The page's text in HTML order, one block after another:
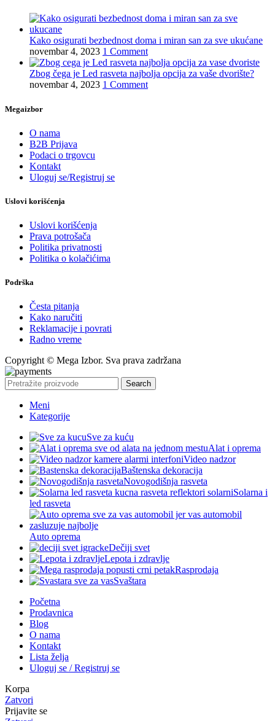
Kako osigurati bezbednost doma i miran san za sve ukućane
novembar 4, 2023 1 Comment
Zbog čega je Led rasveta najbolja opcija za vaše dvorište?
novembar 4, 2023 1 Comment
Megaizbor
O nama
B2B Prijava
Podaci o trgovcu
Kontakt
Uloguj se/Registruj se
Uslovi korišćenja
Uslovi korišćenja
Prava potrošača
Politika privatnosti
Politika o kolačićima
Podrška
Česta pitanja
Kako naručiti
Reklamacije i povrati
Radno vreme
Copyright © Mega Izbor. Sva prava zadržana
Search
Meni
Kategorije
Sve za kuću
Alat i oprema
Video nadzor
Baštenska dekoracija
Novogodišnja rasveta
Solarna i
led rasveta
Auto oprema
Dečiji svet
Lepota i zdravlje
Rasprodaja
Svaštara
Početna
Prodavnica
Blog
O nama
Kontakt
Lista želja
Uloguj se / Registruj se
Korpa
Zatvori
Prijavite se